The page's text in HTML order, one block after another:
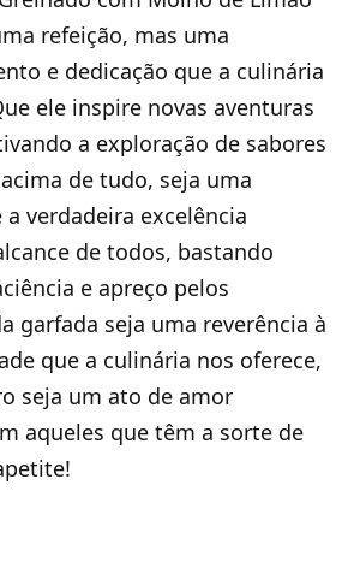
refeição, mas uma
e dedicação que a culinária
ele inspire novas aventuras
a exploração de sabores
de tudo, seja uma
verdadeira excelência
de todos, bastando
e apreço pelos
garfada seja uma reverência à
que a culinária nos oferece,
seja um ato de amor
aqueles que têm a sorte de